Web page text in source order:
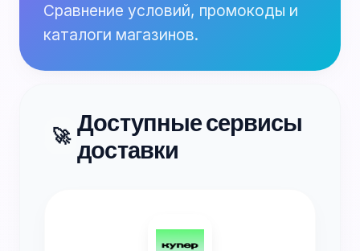
Сравнение условий, промокоды и
каталоги магазинов.
🚀 Доступные сервисы
доставки